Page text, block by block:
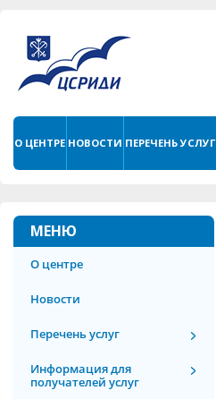
О ЦЕНТРЕ НОВОСТИ ПЕРЕЧЕНЬ УСЛУГ
МЕНЮ
О центре
Новости
Перечень услуг
Информация для
получателей услуг